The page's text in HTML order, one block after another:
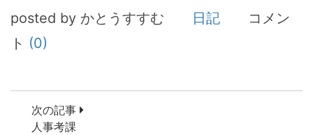
posted by かとうすすむ 日記
コメン
ト (0)
次の記事
人事考課